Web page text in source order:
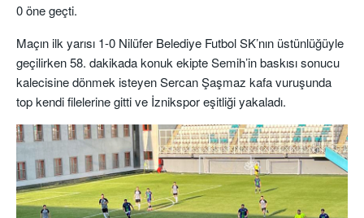
0 öne geçti.
Maçın ilk yarısı 1-0 Nilüfer Belediye Futbol SK’nın üstünlüğüyle
geçilirken 58. dakikada konuk ekipte Semih’in baskısı sonucu
kalecisine dönmek isteyen Sercan Şaşmaz kafa vuruşunda
top kendi filelerine gitti ve İznikspor eşitliği yakaladı.